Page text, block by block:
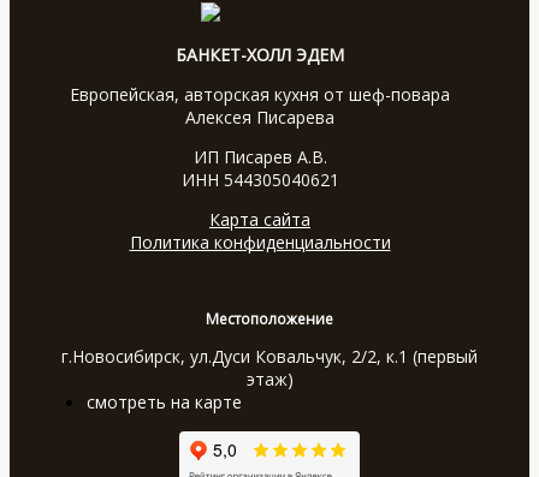
БАНКЕТ-ХОЛЛ ЭДЕМ
Европейская, авторская кухня от шеф-повара
Алексея Писарева
ИП Писарев А.В.
ИНН 544305040621
Карта сайта
Политика конфиденциальности
Местоположение
г.Новосибирск, ул.Дуси Ковальчук, 2/2, к.1 (первый
этаж)
смотреть на карте